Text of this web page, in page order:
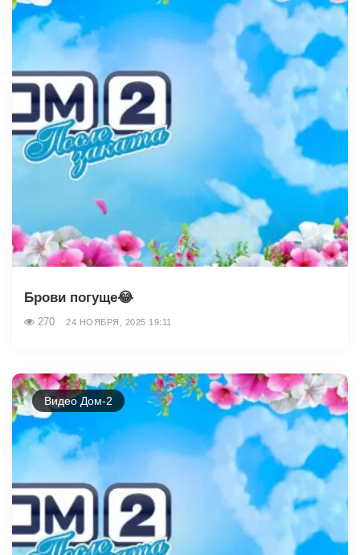
Брови погуще😂
270 24 НОЯБРЯ, 2025 19:11
Видео Дом-2